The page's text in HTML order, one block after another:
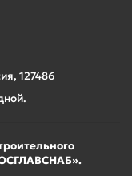
127486